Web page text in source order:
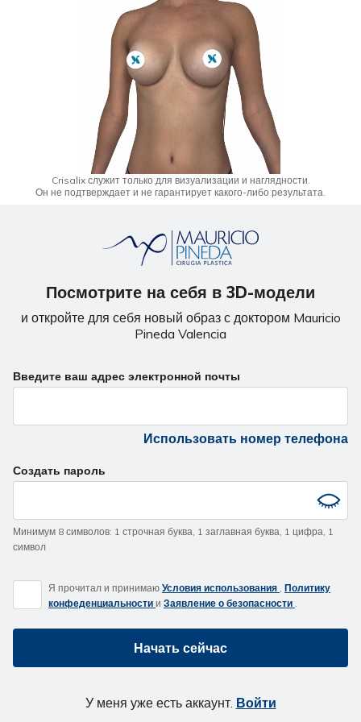
Crisalix служит только для визуализации и наглядности.
Он не подтверждает и не гарантирует какого-либо результата.
Посмотрите на себя в 3D-модели
и откройте для себя новый образ с доктором Mauricio
Pineda Valencia
Введите ваш адрес электронной почты
Использовать номер телефона
Создать пароль
Минимум 8 символов: 1 строчная буква, 1 заглавная буква, 1 цифра, 1
символ
Я прочитал и принимаю Условия использования , Политику
конфеденциальности и Заявление о безопасности .
Начать сейчас
У меня уже есть аккаунт. Войти